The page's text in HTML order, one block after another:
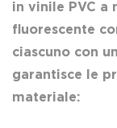
in vinile PVC
fluorescente
ciascuno con
garantisce le
materiale: